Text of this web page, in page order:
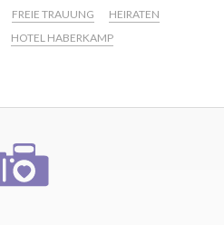
FREIE TRAUUNG
HEIRATEN
HOTEL HABERKAMP